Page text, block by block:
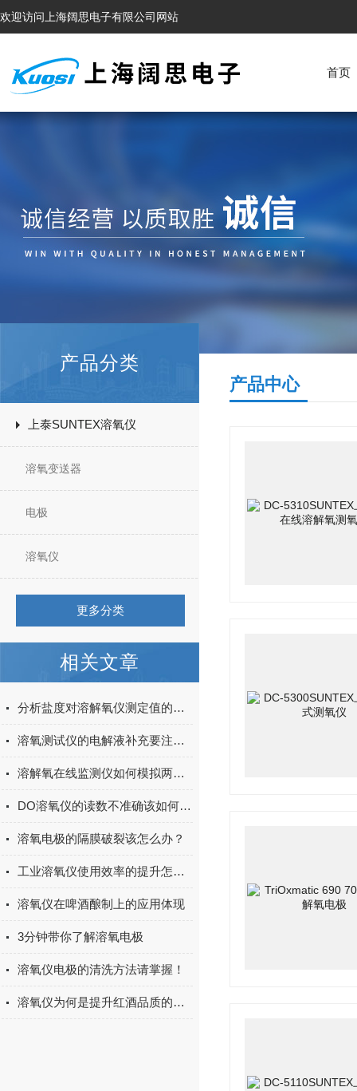
欢迎访问上海阔思电子有限公司网站
首页
产品分类
上泰SUNTEX溶氧仪
溶氧变送器
电极
溶氧仪
更多分类
相关文章
分析盐度对溶解氧仪测定值的影响
溶氧测试仪的电解液补充要注意哪些事项？
溶解氧在线监测仪如何模拟两路隔离式输出？
DO溶氧仪的读数不准确该如何分析？
溶氧电极的隔膜破裂该怎么办？
工业溶氧仪使用效率的提升怎么做？
溶氧仪在啤酒酿制上的应用体现
3分钟带你了解溶氧电极
溶氧仪电极的清洗方法请掌握！
溶氧仪为何是提升红酒品质的有力工具？
产品中心